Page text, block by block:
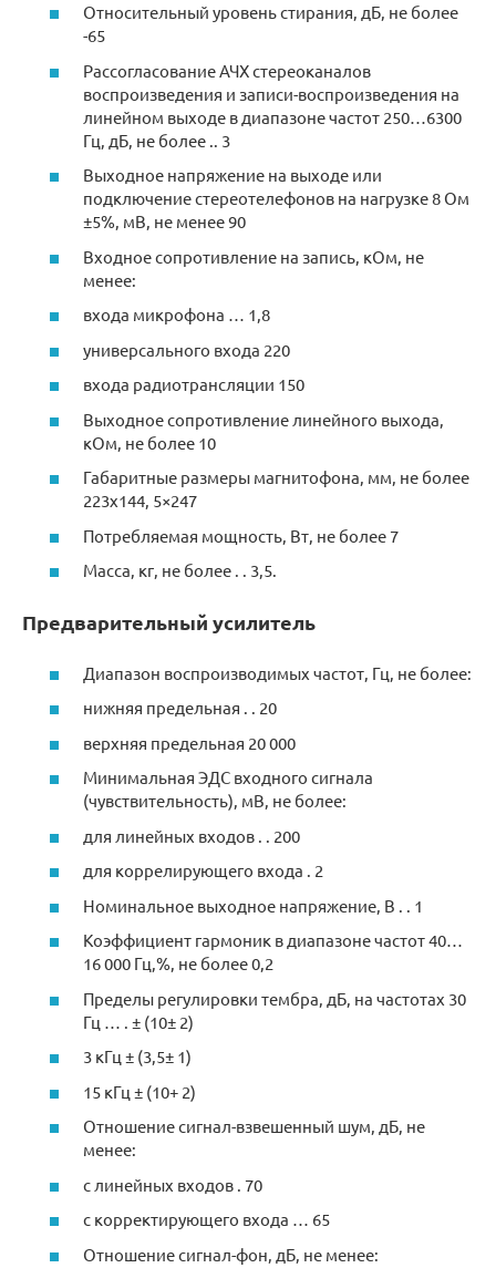
Относительный уровень стирания, дБ, не более
-65
Рассогласование АЧХ стереоканалов
воспроизведения и записи-воспроизведения на
линейном выходе в диапазоне частот 250…6300
Гц, дБ, не более .. 3
Выходное напряжение на выходе или
подключение стереотелефонов на нагрузке 8 Ом
±5%, мВ, не менее 90
Входное сопротивление на запись, кОм, не
менее:
входа микрофона … 1,8
универсального входа 220
входа радиотрансляции 150
Выходное сопротивление линейного выхода,
кОм, не более 10
Габаритные размеры магнитофона, мм, не более
223х144, 5×247
Потребляемая мощность, Вт, не более 7
Масса, кг, не более . . 3,5.
Предварительный усилитель
Диапазон воспроизводимых частот, Гц, не более:
нижняя предельная . . 20
верхняя предельная 20 000
Минимальная ЭДС входного сигнала
(чувствительность), мВ, не более:
для линейных входов . . 200
для коррелирующего входа . 2
Номинальное выходное напряжение, В . . 1
Коэффициент гармоник в диапазоне частот 40…
16 000 Гц,%, не более 0,2
Пределы регулировки тембра, дБ, на частотах 30
Гц … . ± (10± 2)
3 кГц ± (3,5± 1)
15 кГц ± (10+ 2)
Отношение сигнал-взвешенный шум, дБ, не
менее:
с линейных входов . 70
с корректирующего входа … 65
Отношение сигнал-фон, дБ, не менее: